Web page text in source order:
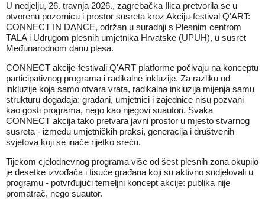
U nedjelju, 26. travnja 2026., zagrebačka Ilica pretvorila se u
otvorenu pozornicu i prostor susreta kroz Akciju-festival Q'ART:
CONNECT IN DANCE, održan u suradnji s Plesnim centrom
TALA i Udrugom plesnih umjetnika Hrvatske (UPUH), u susret
Međunarodnom danu plesa.
CONNECT akcije-festivali Q'ART platforme počivaju na konceptu
participativnog programa i radikalne inkluzije. Za razliku od
inkluzije koja samo otvara vrata, radikalna inkluzija mijenja samu
strukturu događaja: građani, umjetnici i zajednice nisu pozvani
kao gosti programa, nego kao njegovi suautori. Svaka
CONNECT akcija tako pretvara javni prostor u mjesto stvarnog
susreta - između umjetničkih praksi, generacija i društvenih
svjetova koji se inače rijetko sreću.
Tijekom cjelodnevnog programa više od šest plesnih zona okupilo
je desetke izvođača i tisuće građana koji su aktivno sudjelovali u
programu - potvrđujući temeljni koncept akcije: publika nije
promatrač, nego suautor.